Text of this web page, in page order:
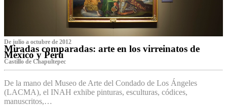
De julio a octubre de 2012
Miradas comparadas: arte en los virreinatos de
México y Perú
Castillo de Chapultepec
De la mano del Museo de Arte del Condado de Los Ángeles
(LACMA), el INAH exhibe pinturas, esculturas, códices,
manuscritos,…